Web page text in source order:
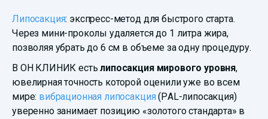
Липосакция: экспресс-метод для быстрого старта.
Через мини-проколы удаляется до 1 литра жира,
позволяя убрать до 6 см в объеме за одну процедуру.
В ОН КЛИНИК естьлипосакция мирового уровня,
ювелирная точность которой оценили уже во всем
мире: вибрационная липосакция (PAL-липосакция)
уверенно занимает позицию «золотого стандарта» в